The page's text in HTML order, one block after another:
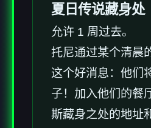
夏日传说藏身处
允许 1 周过去。
托尼通过某个清晨
这个好消息：他们
子！加入他们的餐
斯藏身之处的地址